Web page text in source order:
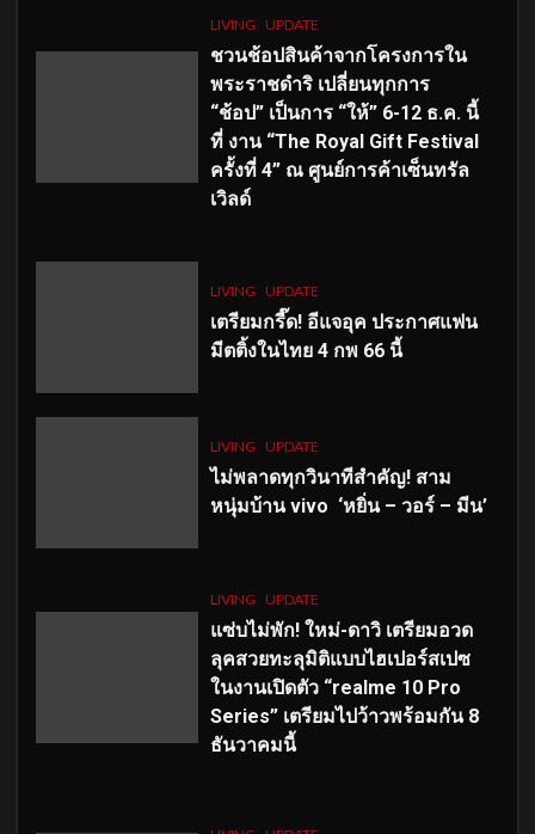
LIVING UPDATE
ชวนช้อปสินค้าจากโครงการใน
พระราชดำริ เปลี่ยนทุกการ
“ช้อป” เป็นการ “ให้” 6-12 ธ.ค. นี้
ที่ งาน “The Royal Gift Festival
ครั้งที่ 4” ณ ศูนย์การค้าเซ็นทรัล
เวิลด์
LIVING UPDATE
เตรียมกรี๊ด! อีแจอุค ประกาศแฟน
มีตติ้งในไทย 4 กพ 66 นี้
LIVING UPDATE
ไม่พลาดทุกวินาทีสำคัญ! สาม
หนุ่มบ้าน vivo ‘หยิ่น – วอร์ – มีน’
LIVING UPDATE
แซ่บไม่พัก! ใหม่-ดาวิ เตรียมอวด
ลุคสวยทะลุมิติแบบไฮเปอร์สเปซ
ในงานเปิดตัว “realme 10 Pro
Series” เตรียมไปว้าวพร้อมกัน 8
ธันวาคมนี้